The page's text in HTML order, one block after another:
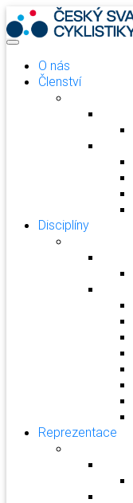
O nás
Členství
Disciplíny
Reprezentace